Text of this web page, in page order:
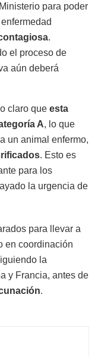
para poder
.
el proceso de
aún deberá
claro que esta
A, lo que
un animal enfermo,
. Esto es
para los
la urgencia de
para llevar a
en coordinación
la
y Francia, antes de
.